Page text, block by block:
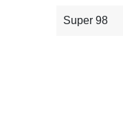
Super 98